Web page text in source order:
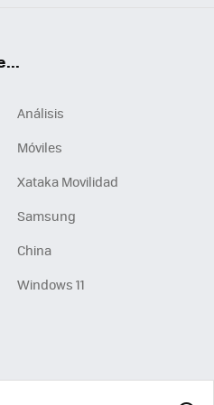
Análisis
Móviles
Xataka Movilidad
Samsung
China
Windows 11